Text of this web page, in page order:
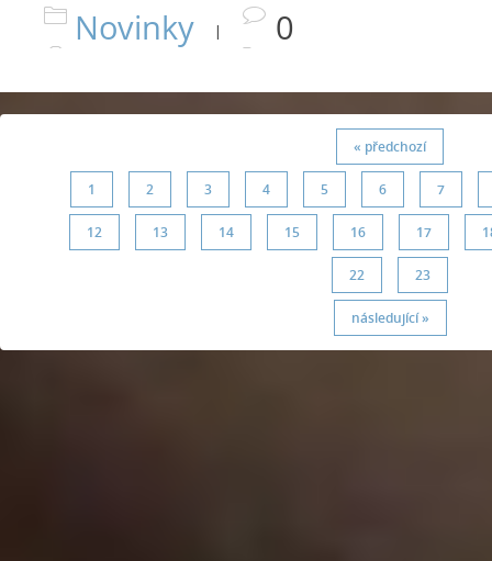
Novinky | 0
« předchozí
1 2 3 4 5 6 7
12 13 14 15 16 17
22 23
následující »